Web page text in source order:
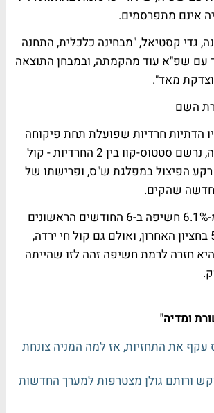
אינם מתפרסמים.
גדי קסטיאל, "מבחינה כלכלית, התחנה
עם שפ"א עוד מהקמתה, ובמבחן התוצאה
מאד".
השם
הדתיות חרדיות שפועלת תחת פיקוחה
, נרשם סטטוס-קוו בין 2 החרדיות -
קול
הפיצול במפלגת ש"ס, ופרישתו של
שהקים.
קול ברמה ירידה מ-6.1% חשיפה ב-6 החודשים הראשונים
של 2014, ל-5.5% בחציון האחרון, ואולם גם קול חי ירדה,
ל-5.1%, והיא חזרה לרמת חשיפה זהה לזו שהייתה
ומדיה"
עקף את התחזיות, אז למה המניה צונחת
ורותם גולן מצטרפות למערך החדשות